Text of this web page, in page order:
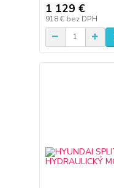
1 129 €
918 € bez DPH